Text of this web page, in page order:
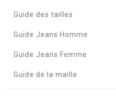
Guide des tailles
Guide Jeans Homme
Guide Jeans Femme
Guide de la maille